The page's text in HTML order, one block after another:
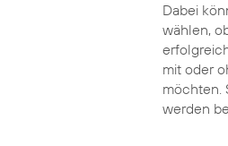
Dabei
wählen,
mit oder
möchten.
werden